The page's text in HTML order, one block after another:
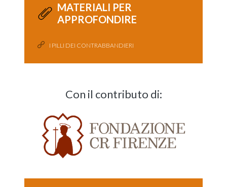
MATERIALI PER
APPROFONDIRE
I PILLI DEI CONTRABBANDIERI
Con il contributo di: